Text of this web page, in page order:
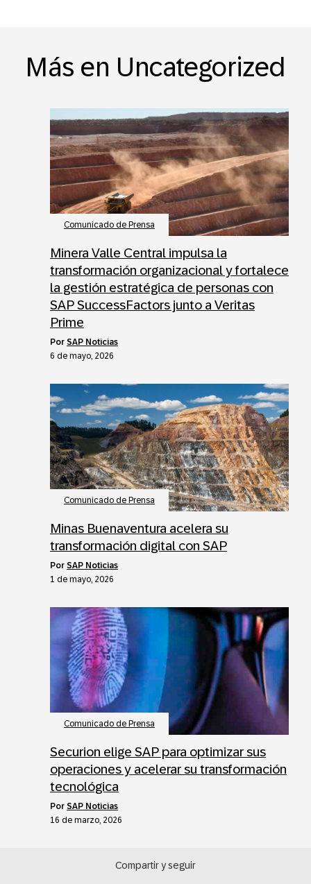
Más en Uncategorized
Comunicado de Prensa
Minera Valle Central impulsa la
transformación organizacional y fortalece
la gestión estratégica de personas con
SAP SuccessFactors junto a Veritas
Prime
por SAP Noticias
6 de mayo, 2026
Comunicado de Prensa
Minas Buenaventura acelera su
transformación digital con SAP
por SAP Noticias
1 de mayo, 2026
Comunicado de Prensa
Securion elige SAP para optimizar sus
operaciones y acelerar su transformación
tecnológica
por SAP Noticias
16 de marzo, 2026
Compartir y seguir